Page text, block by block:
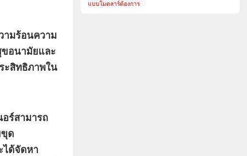
ามร้อนความ
ขอนามัยและ
ะสิทธิภาพใน
ร์สามารถ
ขุด
ได้จัดหา